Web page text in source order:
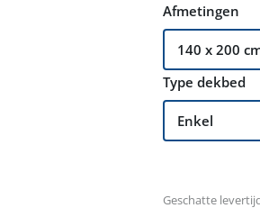
Afmetingen
Type dekbed
Geschatte